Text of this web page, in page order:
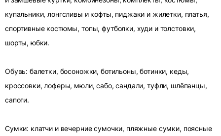
купальники, лонгсливы и кофты, пиджаки и жилетки, платья,
спортивные костюмы, топы, футболки, худи и толстовки,
шорты, юбки.
Обувь: балетки, босоножки, ботильоны, ботинки, кеды,
кроссовки, лоферы, мюли, сабо, сандали, туфли, шлёпанцы,
сапоги.
Сумки: клатчи и вечерние сумочки, пляжные сумки, поясные